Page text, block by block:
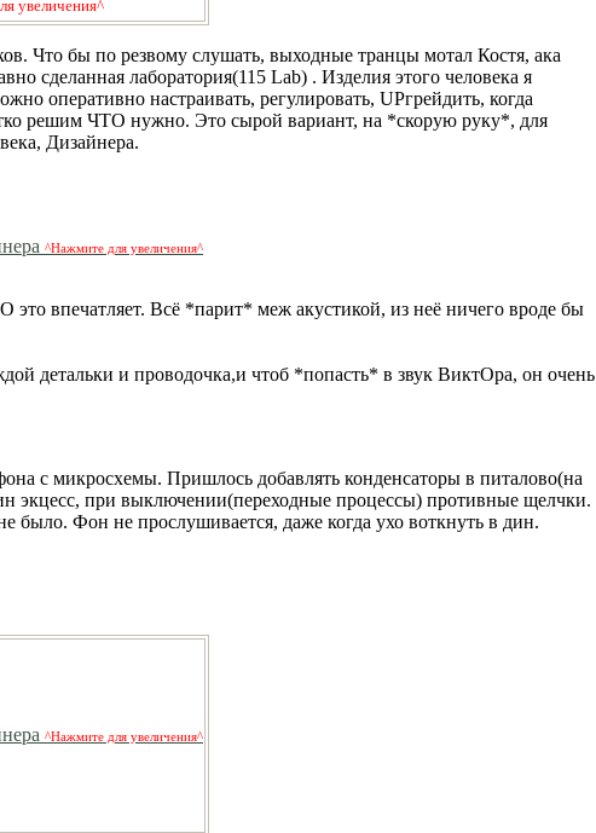
увеличения^
Что бы по резвому слушать, выходные транцы мотал Костя, ака
сделанная лаборатория(115 Lab) . Изделия этого человека я
оперативно настраивать, регулировать, UPгрейдить, когда
решим ЧТО нужно. Это сырой вариант, на *скорую руку*, для
Дизайнера.
^Нажмите для увеличения^
впечатляет. Всё *парит* меж акустикой, из неё ничего вроде бы
детальки и проводочка,и чтоб *попасть* в звук ВиктОра, он очень
с микросхемы. Пришлось добавлять конденсаторы в питалово(на
экцесс, при выключении(переходные процессы) противные щелчки.
было. Фон не прослушивается, даже когда ухо воткнуть в дин.
^Нажмите для увеличения^